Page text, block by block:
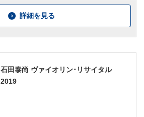
詳細を見る
石田泰尚 ヴァイオリン･リサイタル
2019